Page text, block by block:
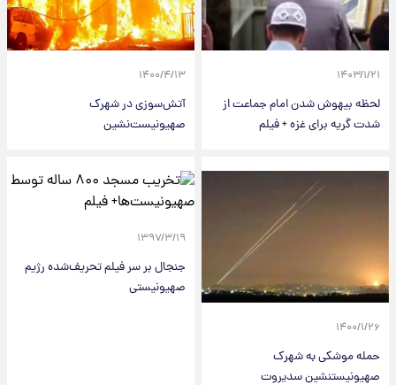
۱۴۰۳/۱/۲۱
لحظه بیهوش شدن امام جماعت از
شدت گریه برای غزه + فیلم
۱۴۰۰/۴/۱۳
آتش‌سوزی در شهرک
صهیونیست‌نشین
۱۴۰۰/۱/۲۶
حمله موشکی به شهرک
صهیونیست‎نشین سدیروت
۱۳۹۷/۳/۱۹
جنجال بر سر فیلم تحریف‌شده رژیم
صهیونیستی